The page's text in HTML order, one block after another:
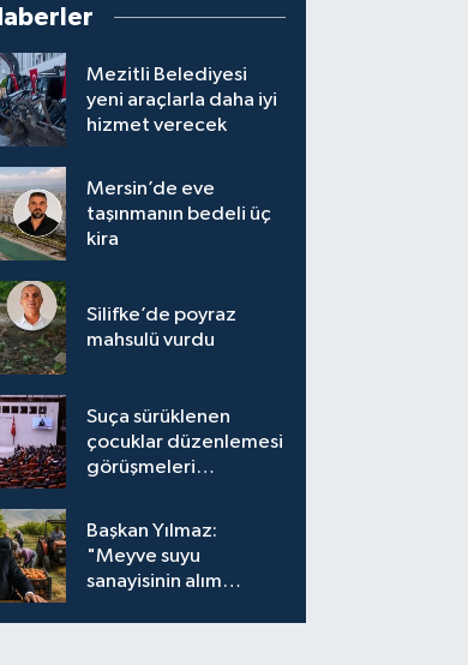
Mezitli Belediyesi
yeni araçlarla daha iyi
hizmet verecek
Mersin’de eve
taşınmanın bedeli üç
kira
Silifke’de poyraz
mahsulü vurdu
Suça sürüklenen
çocuklar düzenlemesi
görüşmeleri
Başkan Yılmaz:
"Meyve suyu
sanayisinin alım